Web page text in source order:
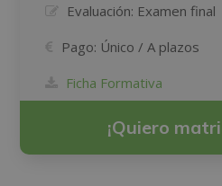
Evaluación: Examen final
Pago: Único / A plazos
Ficha Formativa
¡Quiero